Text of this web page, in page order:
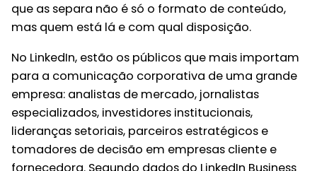
que as separa não é só o formato de conteúdo,
mas quem está lá e com qual disposição.
No LinkedIn, estão os públicos que mais importam
para a comunicação corporativa de uma grande
empresa: analistas de mercado, jornalistas
especializados, investidores institucionais,
lideranças setoriais, parceiros estratégicos e
tomadores de decisão em empresas cliente e
fornecedora. Segundo dados do LinkedIn Business